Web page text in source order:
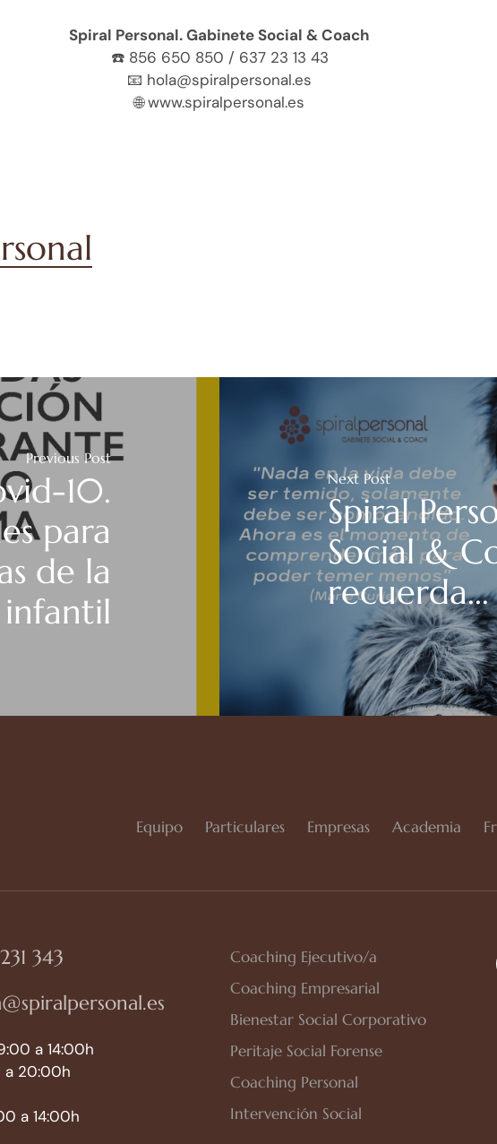
Spiral Personal. Gabinete Social & Coach
☎️ 856 650 850 / 637 23 13 43
📧 hola@spiralpersonal.es
🌐 www.spiralpersonal.es
Previous Post
10.
para
de la
Next Post
Spiral
Social &
recuerda...
Equipo Particulares Empresas Academia
343
a 14:00h
a 20:00h
a 14:00h
Coaching Ejecutivo/a
Coaching Empresarial
Bienestar Social Corporativo
Peritaje Social Forense
Coaching Personal
Intervención Social